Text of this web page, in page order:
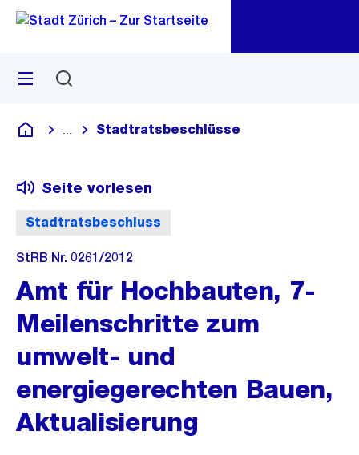
Navigation
Sprunglink
Menü
Deutsch
Blende alle Breadcrumbs ein
Stadtratsbeschlüsse
Stadtratsbeschluss
Seite vorlesen
StRB Nr. 0261/2012
Amt für Hochbauten, 7-
Meilenschritte zum
umwelt- und
energiegerechten Bauen,
Aktualisierung